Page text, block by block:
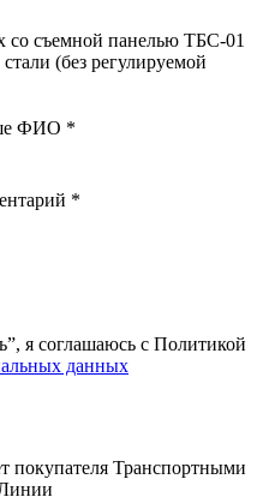
со съемной панелью ТБС-01
(без регулируемой
ФИО *
*
я соглашаюсь с Политикой
данных
покупателя Транспортными